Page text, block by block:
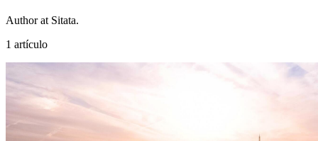
Author at Sitata.
1 artículo